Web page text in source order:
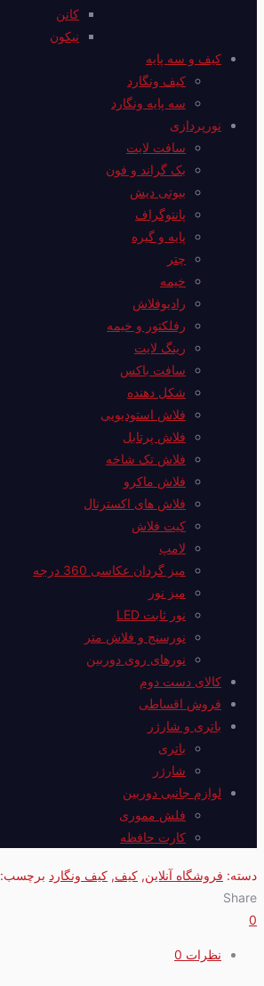
کانن
نیکون
کیف و سه پایه
کیف ونگارد
سه پایه ونگارد
نورپردازی
سافت لایت
بک گراند و فون
بیوتی دیش
پانتوگراف
پایه و گیره
چتر
خیمه
رادیوفلاش
رفلکتور و خیمه
رینگ لایت
سافت باکس
شکل دهنده
فلاش استودیویی
فلاش پرتابل
فلاش‌ تک شاخه
فلاش ماکرو
فلاش های اکسترنال
کیت فلاش
لامپ
میز گردان عکاسی 360 درجه
میز نور
نور ثابت LED
نورسنج و فلاش متر
نورهای روی دوربین
کالای دست دوم
فروش اقساطی
باتری و شارژر
باتری
شارژر
لوازم جانبی دوربین
فلش مموری
کارت حافظه
دسته: فروشگاه آنلاین, کیف, کیف ونگارد برچسب:
Share
0
نظرات 0